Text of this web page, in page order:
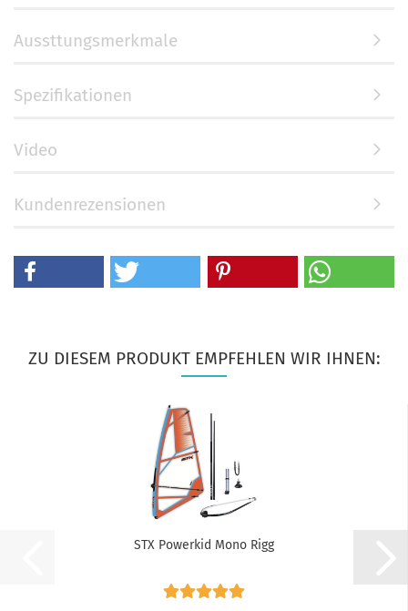
Aussttungsmerkmale
Spezifikationen
Video
Kundenrezensionen
ZU DIESEM PRODUKT EMPFEHLEN WIR IHNEN:
STX Powerkid Mono Rigg